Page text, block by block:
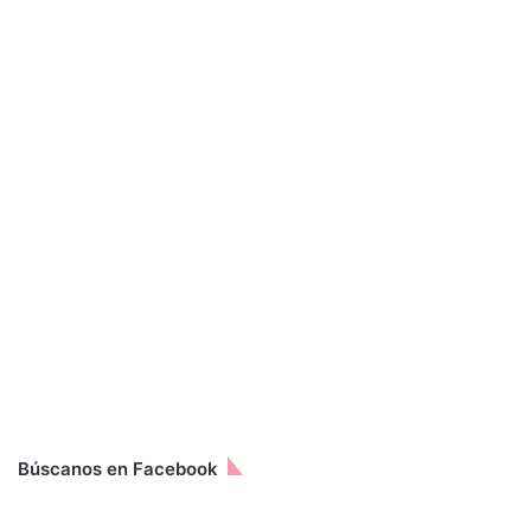
Búscanos en Facebook